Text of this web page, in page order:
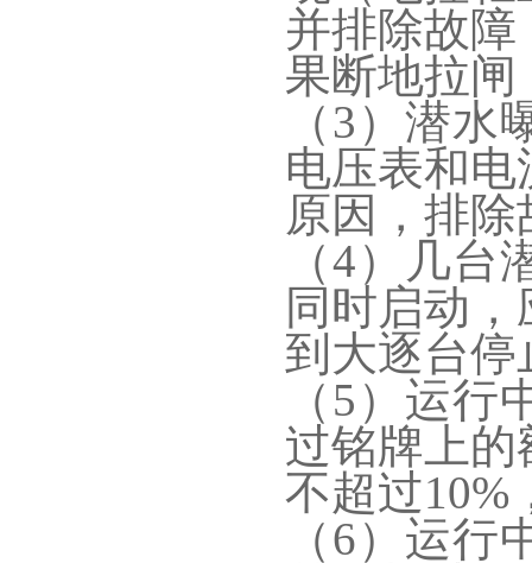
并排除故
果断地拉
（3）潜
电压表和
原因，排
（4）几
同时启动
到大逐台停
（5）运
过铭牌上
不超过10%
（6）运